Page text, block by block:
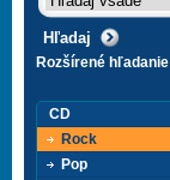
Rozšírené hľadanie
CD
Rock
Pop